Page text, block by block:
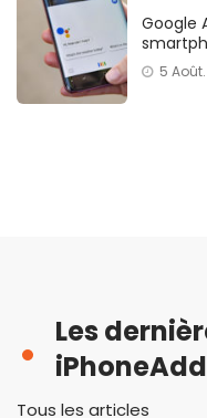
Google
5
Les
Tous les articles